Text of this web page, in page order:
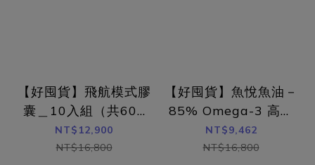
【好囤貨】飛航模式膠
囊＿10入組（共600
顆）
NT$12,900
NT$16,800
【好囤貨】魚悅魚油－
85% Omega-3 高濃
度高EPA挪威魚油＿1
0入組（600顆）
NT$9,462
NT$16,800